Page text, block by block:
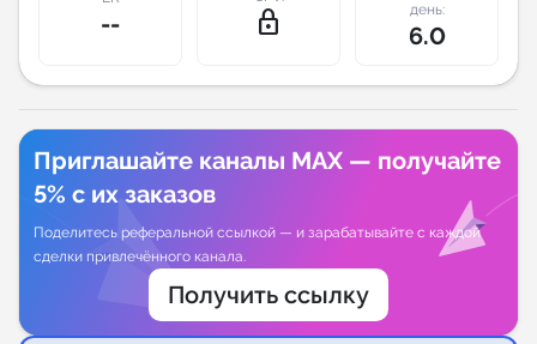
-- lock_outline
день:
6.0
Приглашайте каналы MAX — получайте
5% с их заказов
Поделитесь реферальной ссылкой — и зарабатывайте с каждой
сделки привлечённого канала.
Получить ссылку